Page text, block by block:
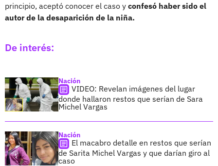
principio, aceptó conocer el caso y confesó haber sido el
autor de la desaparición de la niña.
De interés:
Nación
VIDEO: Revelan imágenes del lugar
donde hallaron restos que serían de Sara
Michel Vargas
Nación
El macabro detalle en restos que serían
de Sarita Michel Vargas y que darían giro al
caso